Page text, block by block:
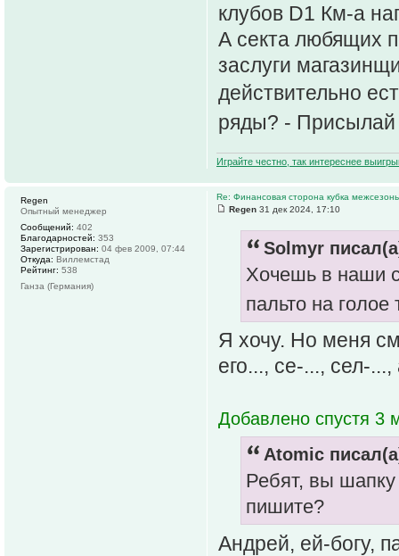
клубов D1 Км-а
А секта любящих
заслуги
действительно
ряды? - Присылай
Играйте честно, так интереснее
Re: Финансовая сторона кубка
Regen 31 дек 2024, 17:10
Solmyr
Хочешь в наши
пальто на голое
Я хочу. Но меня
его..., се-..., сел-
Добавлено спустя 3
Atomic
Ребят, вы шапку
пишите?
Андрей, ей-богу,
Regen
Опытный менеджер
Сообщений: 402
Благодарностей: 353
Зарегистрирован: 04 фев 2009, 07:44
Откуда: Виллемстад
Рейтинг: 538
Ганза (Германия)